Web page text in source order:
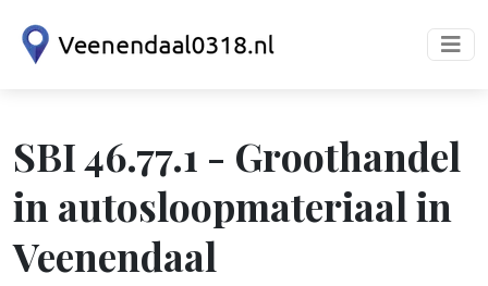
SBI 46.77.1 - Groothandel
in autosloopmateriaal in
Veenendaal